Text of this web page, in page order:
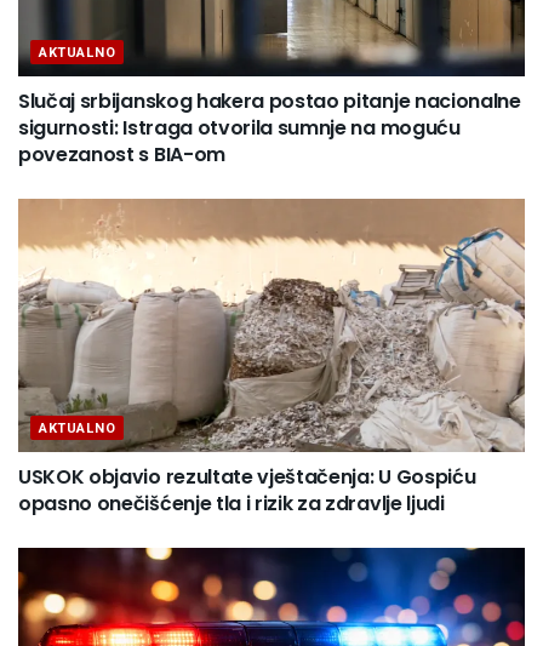
AKTUALNO
Slučaj srbijanskog hakera postao pitanje nacionalne
sigurnosti: Istraga otvorila sumnje na moguću
povezanost s BIA-om
AKTUALNO
USKOK objavio rezultate vještačenja: U Gospiću
opasno onečišćenje tla i rizik za zdravlje ljudi